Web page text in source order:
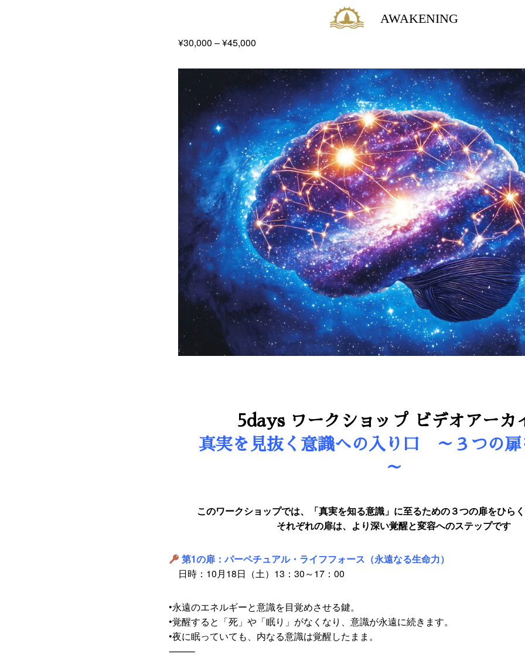
AWAKENING
¥30,000 –¥45,000
帯:
¥30,000
¥45,000
5days ワークショップ ビデオアーカ
真実を見抜く意識への入り口 ～３つの扉
～
このワークショップでは、「真実を知る意識」に至るための３つの扉をひらく
それぞれの扉は、より深い覚醒と変容へのステップです
第1の扉：パーペチュアル・ライフフォース（永遠なる生命力）
日時：10月18日（土）13：30～17：00
•永遠のエネルギーと意識を目覚めさせる鍵。
•覚醒すると「死」や「眠り」がなくなり、意識が永遠に続きます。
•夜に眠っていても、内なる意識は覚醒したまま。
⸻